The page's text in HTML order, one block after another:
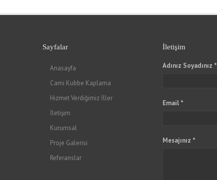
Sayfalar
Anasayfa
Cami Kubbe Kaplama
Hizmet Verdiğimiz İller
İletişim
Kurumsal
Proje Galerisi
Referanslar
İletişim
Adınız Soyadınız *
Email *
Mesajınız *